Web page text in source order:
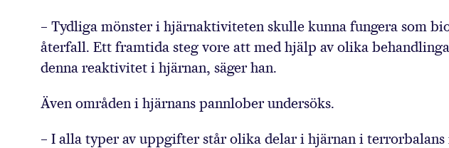
– Tydliga mönster i hjärnaktiviteten skulle kunna fungera som
återfall. Ett framtida steg vore att med hjälp av olika
denna reaktivitet i hjärnan, säger han.
Även områden i hjärnans pannlober undersöks.
– I alla typer av uppgifter står olika delar i hjärnan i terrorbalans